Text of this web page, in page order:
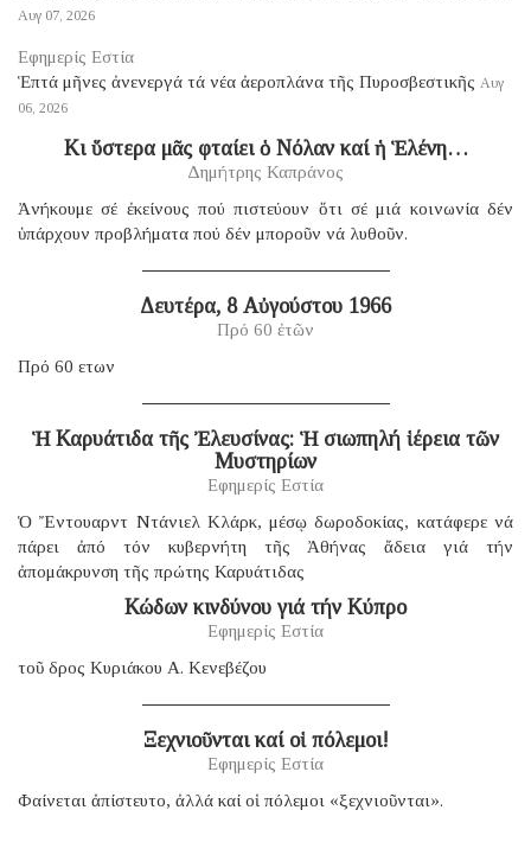
Αυγ 07, 2026
Εφημερίς Εστία
Ἑπτά μῆνες ἀνενεργά τά νέα ἀεροπλάνα τῆς Πυροσβεστικῆς Αυγ
06, 2026
Κι ὕστερα μᾶς φταίει ὁ Νόλαν καί ἡ Ἑλένη…
Δημήτρης Καπράνος
Ἀνήκουμε σέ ἐκείνους πού πιστεύουν ὅτι σέ μιά κοινωνία δέν
ὑπάρχουν προβλήματα πού δέν μποροῦν νά λυθοῦν.
Δευτέρα, 8 Αὐγούστου 1966
Πρό 60 ἐτῶν
Πρό 60 ετων
Ἡ Καρυάτιδα τῆς Ἐλευσίνας: Ἡ σιωπηλή ἱέρεια τῶν
Μυστηρίων
Εφημερίς Εστία
Ὁ Ἔντουαρντ Ντάνιελ Κλάρκ, μέσῳ δωροδοκίας, κατάφερε νά
πάρει ἀπό τόν κυβερνήτη τῆς Ἀθήνας ἄδεια γιά τήν
ἀπομάκρυνση τῆς πρώτης Καρυάτιδας
Κώδων κινδύνου γιά τήν Κύπρο
Εφημερίς Εστία
τοῦ δρος Κυριάκου Α. Κενεβέζου
Ξεχνιοῦνται καί οἱ πόλεμοι!
Εφημερίς Εστία
Φαίνεται ἀπίστευτο, ἀλλά καί οἱ πόλεμοι «ξεχνιοῦνται».